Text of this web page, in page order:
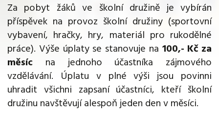
Za pobyt žáků ve školní družině je vybírán
příspěvek na provoz školní družiny (sportovní
vybavení, hračky, hry, materiál pro rukodělné
práce). Výše úplaty se stanovuje na 100,- Kč za
měsíc na jednoho účastníka zájmového
vzdělávání. Úplatu v plné výši jsou povinni
uhradit všichni zapsaní účastníci, kteří školní
družinu navštěvují alespoň jeden den v měsíci.